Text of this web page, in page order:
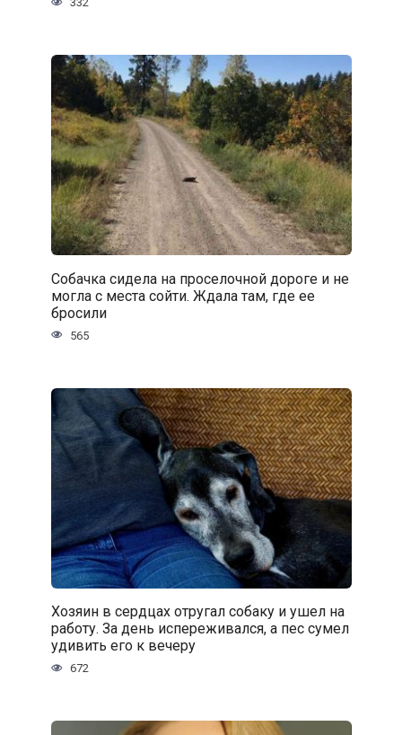
Собачка сидела на проселочной дороге и не
могла с места сойти. Ждала там, где ее
бросили
565
Хозяин в сердцах отругал собаку и ушел на
работу. За день испереживался, а пес сумел
удивить его к вечеру
672